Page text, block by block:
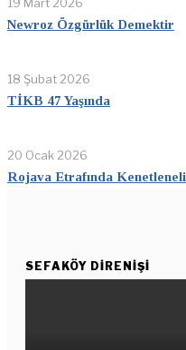
Newroz Özgürlük Demektir
18 Şubat 2026
TİKB 47 Yaşında
20 Ocak 2026
Rojava Etrafında
SEFAKÖY DIRENIŞI